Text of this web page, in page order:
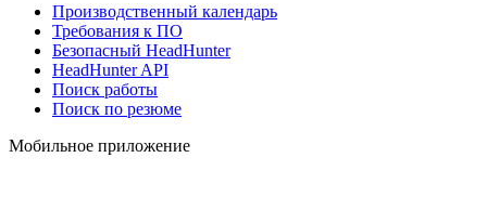
Производственный календарь
Требования к ПО
Безопасный HeadHunter
HeadHunter API
Поиск работы
Поиск по резюме
Мобильное приложение